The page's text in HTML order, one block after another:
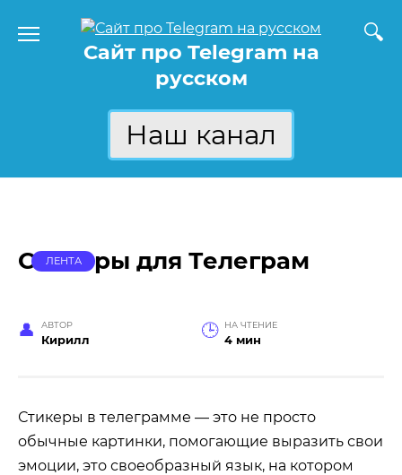
содержаниюСайт про Telegram на
русском
Наш канал
Стикеры для Телеграм
ЛЕНТА
АВТОР
Кирилл
НА ЧТЕНИЕ
4 мин
Стикеры в телеграмме — это не просто
обычные картинки, помогающие выразить свои
эмоции, это своеобразный язык, на котором